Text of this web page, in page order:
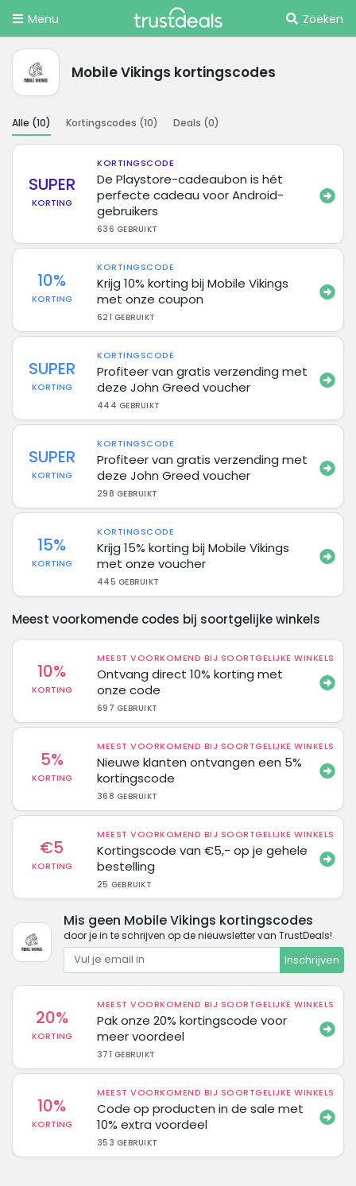
Menu Zoeken
Mobile Vikings kortingscodes
Alle (10) Kortingscodes (10) Deals (0)
SUPER
KORTING
KORTINGSCODE
De Playstore-cadeaubon is hét
perfecte cadeau voor Android-
gebruikers
636 GEBRUIKT
10%
KORTING
KORTINGSCODE
Krijg 10% korting bij Mobile Vikings
met onze coupon
621 GEBRUIKT
SUPER
KORTING
KORTINGSCODE
Profiteer van gratis verzending met
deze John Greed voucher
444 GEBRUIKT
SUPER
KORTING
KORTINGSCODE
Profiteer van gratis verzending met
deze John Greed voucher
298 GEBRUIKT
15%
KORTING
KORTINGSCODE
Krijg 15% korting bij Mobile Vikings
met onze voucher
445 GEBRUIKT
Meest voorkomende codes bij soortgelijke winkels
10%
KORTING
MEEST VOORKOMEND BIJ SOORTGELIJKE WINKELS
Ontvang direct 10% korting met
onze code
697 GEBRUIKT
5%
KORTING
MEEST VOORKOMEND BIJ SOORTGELIJKE WINKELS
Nieuwe klanten ontvangen een 5%
kortingscode
368 GEBRUIKT
€5
KORTING
MEEST VOORKOMEND BIJ SOORTGELIJKE WINKELS
Kortingscode van €5,- op je gehele
bestelling
25 GEBRUIKT
Mis geen Mobile Vikings kortingscodes
door je in te schrijven op de nieuwsletter van TrustDeals!
Inschrijven
20%
KORTING
MEEST VOORKOMEND BIJ SOORTGELIJKE WINKELS
Pak onze 20% kortingscode voor
meer voordeel
371 GEBRUIKT
10%
KORTING
MEEST VOORKOMEND BIJ SOORTGELIJKE WINKELS
Code op producten in de sale met
10% extra voordeel
353 GEBRUIKT